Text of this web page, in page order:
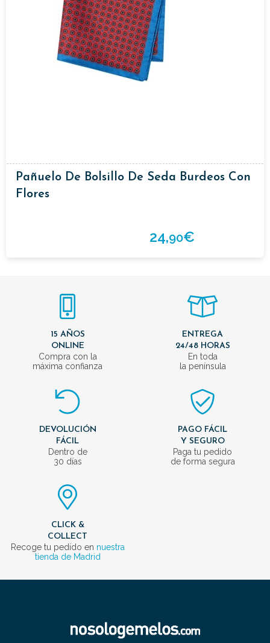
Pañuelo De Bolsillo De Seda Burdeos Con
Flores
24,90€
15 AÑOS
ONLINE
Compra con la
máxima confianza
ENTREGA
24/48 HORAS
En toda
la península
DEVOLUCIÓN
FÁCIL
Dentro de
30 días
PAGO FÁCIL
Y SEGURO
Paga tu pedido
de forma segura
CLICK &
COLLECT
Recoge tu pedido en nuestra
tienda de Madrid